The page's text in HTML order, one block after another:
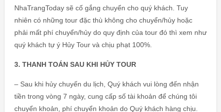
NhaTrangToday sẽ cố gắng chuyển cho quý khách. Tuy
nhiên có những tour đặc thù không cho chuyển/hủy hoặc
phải mất phí chuyển/hủy do quy định của tour đó thì xem như
quý khách tự ý Hủy Tour và chịu phạt 100%.
3. THANH TOÁN SAU KHI HỦY TOUR
– Sau khi hủy chuyến du lịch, Quý khách vui lòng đến nhận
tiền trong vòng 7 ngày, cung cấp số tài khoản để chúng tôi
chuyển khoản, phí chuyển khoản do Quý khách hàng chịu.